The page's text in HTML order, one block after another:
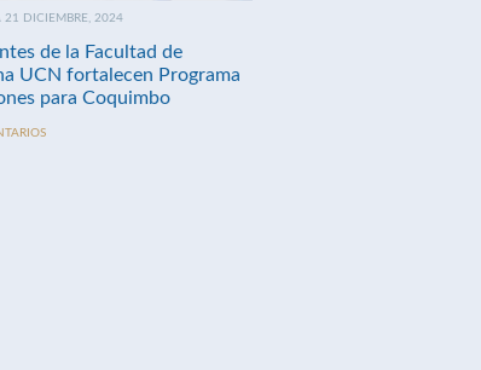
21 DICIEMBRE, 2024
de la Facultad de
UCN fortalecen Programa
para Coquimbo